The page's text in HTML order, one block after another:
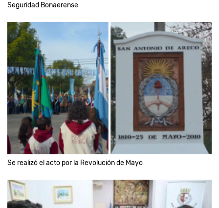
Seguridad Bonaerense
Se realizó el acto por la Revolución de Mayo